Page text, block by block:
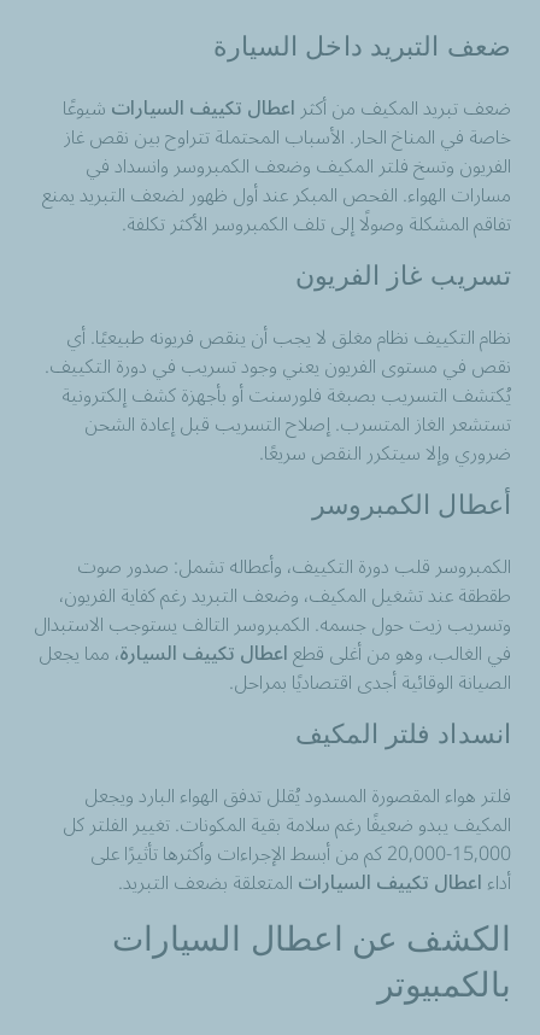
ضعف التبريد داخل السيارة
ضعف تبريد المكيف من أكثراعطال تكييف السياراتشيوعًا
خاصة في المناخ الحار. الأسباب المحتملة تتراوح بين نقص غاز
الفريون وتسخ فلتر المكيف وضعف الكمبروسر وانسداد في
مسارات الهواء. الفحص المبكر عند أول ظهور لضعف التبريد يمنع
تفاقم المشكلة وصولًا إلى تلف الكمبروسر الأكثر تكلفة.
تسريب غاز الفريون
نظام التكييف نظام مغلق لا يجب أن ينقص فريونه طبيعيًا. أي
نقص في مستوى الفريون يعني وجود تسريب في دورة التكييف.
يُكتشف التسريب بصبغة فلورسنت أو بأجهزة كشف إلكترونية
تستشعر الغاز المتسرب. إصلاح التسريب قبل إعادة الشحن
ضروري وإلا سيتكرر النقص سريعًا.
أعطال الكمبروسر
الكمبروسر قلب دورة التكييف، وأعطاله تشمل: صدور صوت
طقطقة عند تشغيل المكيف، وضعف التبريد رغم كفاية الفريون،
وتسريب زيت حول جسمه. الكمبروسر التالف يستوجب الاستبدال
في الغالب، وهو من أغلى قطعاعطال تكييف السيارة، مما يجعل
الصيانة الوقائية أجدى اقتصاديًا بمراحل.
انسداد فلتر المكيف
فلتر هواء المقصورة المسدود يُقلل تدفق الهواء البارد ويجعل
المكيف يبدو ضعيفًا رغم سلامة بقية المكونات. تغيير الفلتر كل
15,000-20,000 كم من أبسط الإجراءات وأكثرها تأثيرًا على
أداءاعطال تكييف السياراتالمتعلقة بضعف التبريد.
الكشف عن اعطال السيارات
بالكمبيوتر